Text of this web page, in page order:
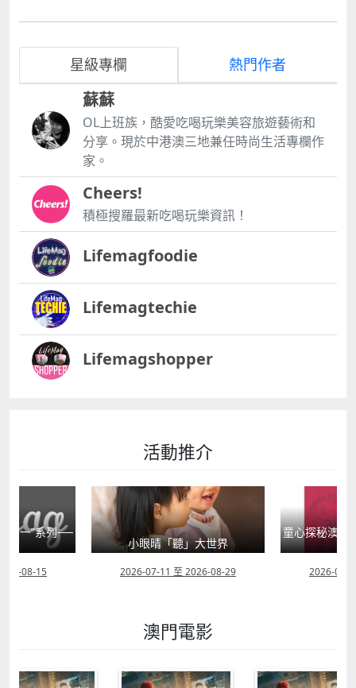
星級專欄 熱門作者
蘇蘇
OL上班族，酷愛吃喝玩樂美容旅遊藝術和
分享。現於中港澳三地兼任時尚生活專欄作
家。
Cheers!
積極搜羅最新吃喝玩樂資訊！
Lifemagfoodie
Lifemagtechie
Lifemagshopper
活動推介
第一”系列──
08-15
小眼晴「聽」大世界
2026-07-11 至 2026-08-29
童心探秘澳門
2026-07-
澳門電影